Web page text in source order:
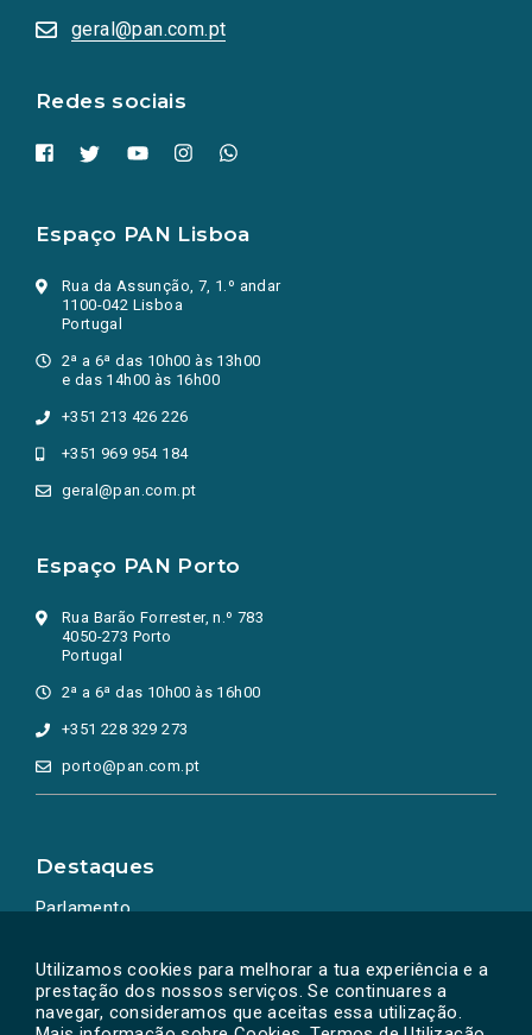
Utilizamos cookies para melhorar a tua experiência e a
prestação dos nossos serviços. Se continuares a
navegar, consideramos que aceitas essa utilização.
geral@pan.com.pt
Redes sociais
numa
nova
Espaço PAN Lisboa
Rua da Assunção, 7, 1.º andar
1100-042 Lisboa
Portugal
2ª a 6ª das 10h00 às 13h00
e das 14h00 às 16h00
+351 213 426 226
+351 969 954 184
geral@pan.com.pt
Espaço PAN Porto
Rua Barão Forrester, n.º 783
4050-273 Porto
Portugal
2ª a 6ª das 10h00 às 16h00
+351 228 329 273
porto@pan.com.pt
Destaques
Parlamento